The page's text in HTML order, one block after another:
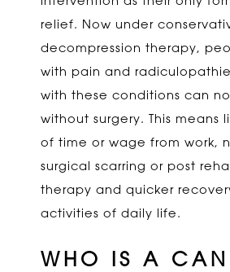
relief. Now under
decompression therapy,
with pain and
with these conditions can
without surgery. This means
of time or wage from work,
surgical scarring or post
therapy and quicker
activities of daily life.
WHO IS A